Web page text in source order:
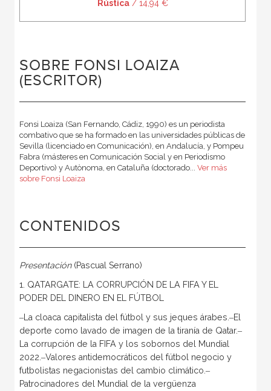
Rústica/ 14,94 €
SOBRE FONSI LOAIZA
(ESCRITOR)
Fonsi Loaiza (San Fernando, Cádiz, 1990) es un periodista
combativo que se ha formado en las universidades públicas de
Sevilla (licenciado en Comunicación), en Andalucía, y Pompeu
Fabra (másteres en Comunicación Social y en Periodismo
Deportivo) y Autònoma, en Cataluña (doctorado... Ver más
sobre Fonsi Loaiza
CONTENIDOS
Presentación(Pascual Serrano)
1. QATARGATE: LA CORRUPCIÓN DE LA FIFA Y EL
PODER DEL DINERO EN EL FÚTBOL
‒La cloaca capitalista del fútbol y sus jeques árabes.‒El
deporte como lavado de imagen de la tiranía de Qatar.‒
La corrupción de la FIFA y los sobornos del Mundial
2022.‒Valores antidemocráticos del fútbol negocio y
futbolistas negacionistas del cambio climático.‒
Patrocinadores del Mundial de la vergüenza